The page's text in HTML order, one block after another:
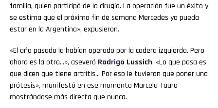
familia, quien participó de la cirugía. La operación fue un éxito y
se estima que el próximo fin de semana Mercedes ya pueda
estar en la Argentina», expusieron.
«El año pasado la habían operado por la cadera izquierda. Pero
ahora es la otra…», aseveró Rodrigo Lussich. «Lo que pasa es
que dicen que tiene artritis… Por eso le tuvieron que poner una
prótesis», manifestó en ese momento Marcela Tauro
mostrándose más directa que nunca.